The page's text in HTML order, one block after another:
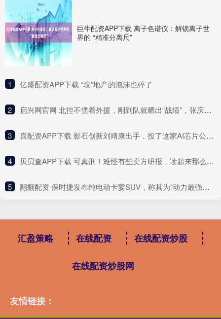
巨牛配资APP下载 离子色谱仪：解锁离子世
界的 “精准分离尺”
1 ​亿盛配资APP下载 “坟”地产的泡沫也碎了
2 ​启兴网官网 北控不惯着外援，刚到队就晒出“战绩”，张庆鹏先给外援下马威
3 ​喜配资APP下载 影石创新刘靖康出手，投了这家AI芯片公司！
4 ​贝贝查APP下载 可真刑！难怪有些卖方研报，读起来那么像软文
5 ​翻翻配资 保时捷发布纯电动卡宴SUV，称其为“动力最强劲”量产保时捷车型
汇盈策略 在线配资 在线配资炒股
在线配资炒股网
友情链接：